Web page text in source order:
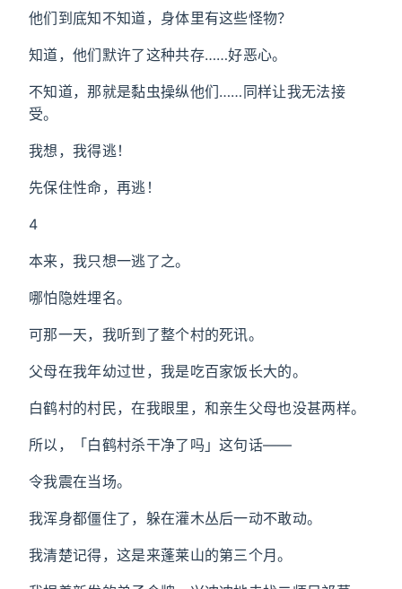
他们到底知不知道，身体里有这些怪物？
知道，他们默许了这种共存……好恶心。
不知道，那就是黏虫操纵他们……同样让我无法接
受。
我想，我得逃！
先保住性命，再逃！
4
本来，我只想一逃了之。
哪怕隐姓埋名。
可那一天，我听到了整个村的死讯。
父母在我年幼过世，我是吃百家饭长大的。
白鹤村的村民，在我眼里，和亲生父母也没甚两样。
所以，「白鹤村杀干净了吗」这句话——
令我震在当场。
我浑身都僵住了，躲在灌木丛后一动不敢动。
我清楚记得，这是来蓬莱山的第三个月。